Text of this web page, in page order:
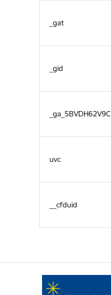
_gat
_gid
_ga_5BVDH62V9C
uvc
__cfduid